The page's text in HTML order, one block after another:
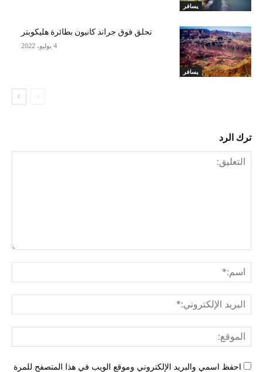
يسافر
يسافر
تحلق فوق جراند كانيون بطائرة هليكوبتر
4 يوليو، 2022
ترك الرد
احفظ اسمي والبريد الإلكتروني وموقع الويب في هذا المتصفح للمرة